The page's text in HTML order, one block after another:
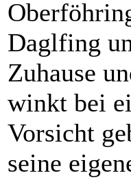
Daglfing
Zuhause
winkt bei
Vorsicht
seine